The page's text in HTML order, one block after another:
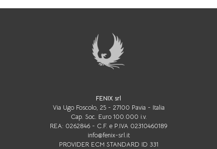
FENIX srl
Via Ugo Foscolo, 25 - 27100 Pavia - Italia
Cap. Soc. Euro 100.000 i.v.
REA: 0262846 - C.F. e P.IVA 02310460189
info@fenix-srl.it
PROVIDER ECM STANDARD ID 331